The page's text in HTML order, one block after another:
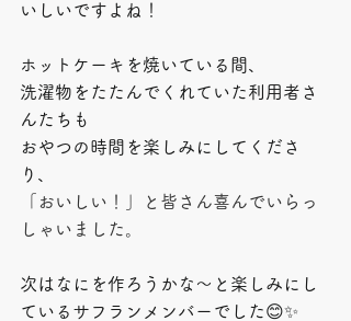
いしいですよね！
ホットケーキを焼いている間、
洗濯物をたたんでくれていた利用者さ
んたちも
おやつの時間を楽しみにしてくださ
り、
「おいしい！」と皆さん喜んでいらっ
しゃいました。
次はなにを作ろうかな～と楽しみにし
ているサフランメンバーでした😊✨